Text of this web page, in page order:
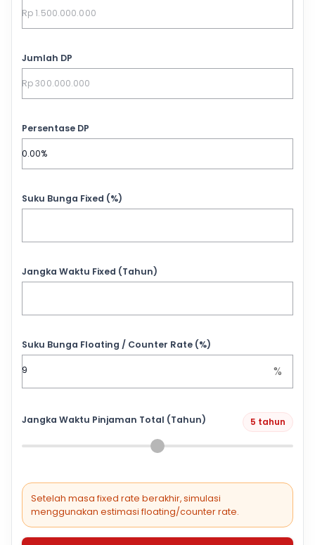
Jumlah DP
Persentase DP
Suku Bunga Fixed (%)
Jangka Waktu Fixed (Tahun)
Suku Bunga Floating / Counter Rate (%)
%
Jangka Waktu Pinjaman Total (Tahun) 5 tahun
Setelah masa fixed rate berakhir, simulasi
menggunakan estimasi floating/counter rate.